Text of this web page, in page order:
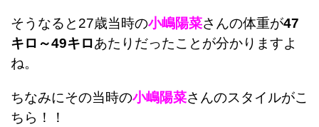
そうなると27歳当時の小嶋陽菜さんの体重が47
キロ～49キロあたりだったことが分かりますよ
ね。
ちなみにその当時の小嶋陽菜さんのスタイルがこ
ちら！！